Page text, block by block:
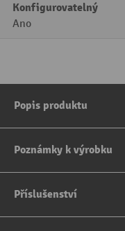
Konfigurovatelný
Ano
Popis produktu
Poznámky k výrobku
Příslušenství